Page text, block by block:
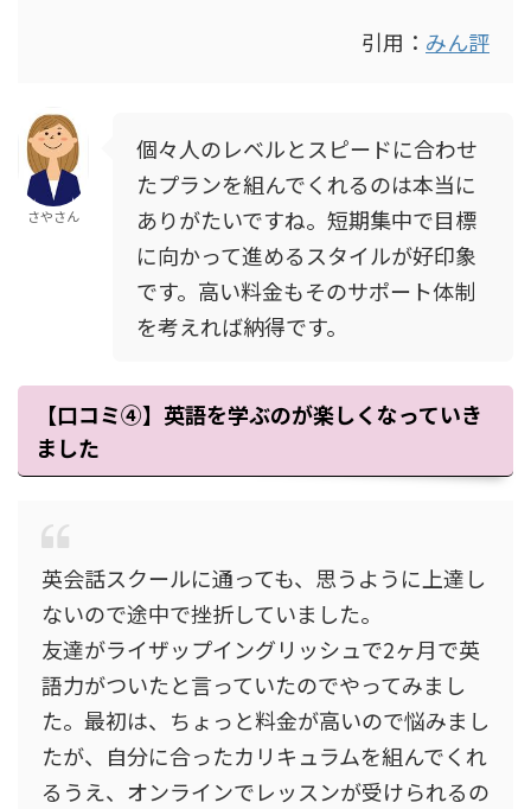
引用： みん評
さやさん
個々人のレベルとスピードに合わせ
たプランを組んでくれるのは本当に
ありがたいですね。短期集中で目標
に向かって進めるスタイルが好印象
です。高い料金もそのサポート体制
を考えれば納得です。
【口コミ④】英語を学ぶのが楽しくなっていき
ました
英会話スクールに通っても、思うように上達し
ないので途中で挫折していました。
友達がライザップイングリッシュで2ヶ月で英
語力がついたと言っていたのでやってみまし
た。最初は、ちょっと料金が高いので悩みまし
たが、自分に合ったカリキュラムを組んでくれ
るうえ、オンラインでレッスンが受けられるの